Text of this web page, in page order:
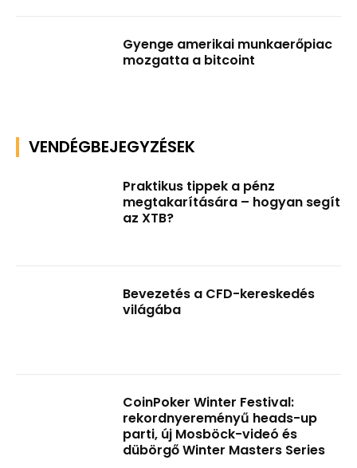
Gyenge amerikai munkaerőpiac
mozgatta a bitcoint
VENDÉGBEJEGYZÉSEK
Praktikus tippek a pénz
megtakarítására – hogyan segít
az XTB?
Bevezetés a CFD-kereskedés
világába
CoinPoker Winter Festival:
rekordnyereményű heads-up
parti, új Mosböck-videó és
dübörgő Winter Masters Series